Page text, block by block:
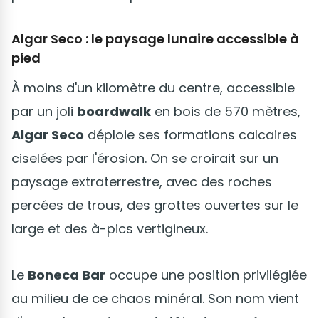
Algar Seco : le paysage lunaire accessible à
pied
À moins d'un kilomètre du centre, accessible
par un joli boardwalk en bois de 570 mètres,
Algar Seco déploie ses formations calcaires
ciselées par l'érosion. On se croirait sur un
paysage extraterrestre, avec des roches
percées de trous, des grottes ouvertes sur le
large et des à-pics vertigineux.
Le Boneca Bar occupe une position privilégiée
au milieu de ce chaos minéral. Son nom vient